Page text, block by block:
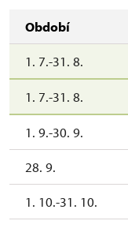
Období
1. 7.-31. 8.
1. 7.-31. 8.
1. 9.-30. 9.
28. 9.
1. 10.-31. 10.